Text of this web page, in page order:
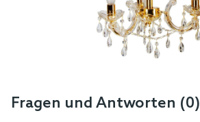
Fragen und Antworten (0)